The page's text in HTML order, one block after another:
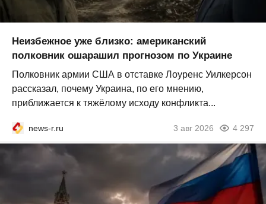
Неизбежное уже близко: американский
полковник ошарашил прогнозом по Украине
Полковник армии США в отставке Лоуренс Уилкерсон
рассказал, почему Украина, по его мнению,
приближается к тяжёлому исходу конфликта...
news-r.ru 3 авг 2026 4 297